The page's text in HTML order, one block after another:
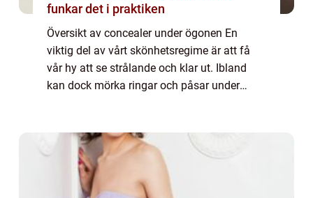
funkar det i praktiken
Översikt av concealer under ögonen En
viktig del av vårt skönhetsregime är att få
vår hy att se strålande och klar ut. Ibland
kan dock mörka ringar och påsar under